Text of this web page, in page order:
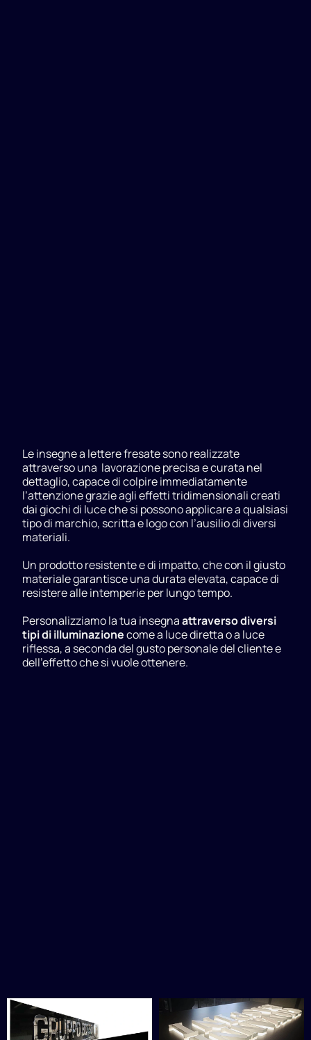
Le insegne a lettere fresate sono realizzate
attraverso una lavorazione precisa e curata nel
dettaglio, capace di colpire immediatamente
l’attenzione grazie agli effetti tridimensionali creati
dai giochi di luce che si possono applicare a qualsiasi
tipo di marchio, scritta e logo con l’ausilio di diversi
materiali.
Un prodotto resistente e di impatto, che con il giusto
materiale garantisce una durata elevata, capace di
resistere alle intemperie per lungo tempo.
Personalizziamo la tua insegnaattraverso diversi
tipi di illuminazionecome a luce diretta o a luce
riflessa, a seconda del gusto personale del cliente e
dell’effetto che si vuole ottenere.